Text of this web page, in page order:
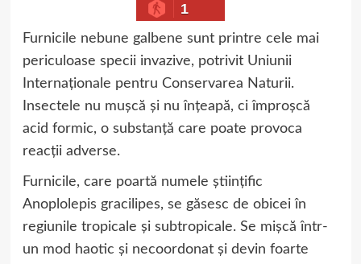
1
Furnicile nebune galbene sunt printre cele mai
periculoase specii invazive, potrivit Uniunii
Internaționale pentru Conservarea Naturii.
Insectele nu mușcă și nu înțeapă, ci împroșcă
acid formic, o substanță care poate provoca
reacții adverse.
Furnicile, care poartă numele științific
Anoplolepis gracilipes, se găsesc de obicei în
regiunile tropicale și subtropicale. Se mișcă într-
un mod haotic și necoordonat și devin foarte